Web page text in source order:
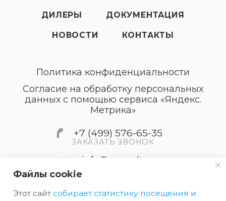
ДИЛЕРЫ ДОКУМЕНТАЦИЯ
НОВОСТИ КОНТАКТЫ
Политика конфиденциальности
Согласие на обработку персональных
данных с помощью сервиса «Яндекс.
Метрика»
+7 (499) 576-65-35
ЗАКАЗАТЬ ЗВОНОК
info@accordtec.ru
шоссе, дом 41А, строение 1,
Файлы cookie
Этот сайт собирает статистику посещения и